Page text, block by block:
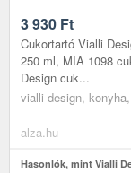
3 930 Ft
Cukortartó Vialli
250 ml, MIA 1098
Design cuk...
vialli design,
alza.hu
Hasonlók, mint Vialli